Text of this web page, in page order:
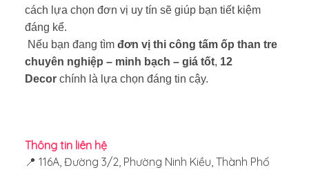
cách lựa chọn đơn vị uy tín sẽ giúp bạn tiết kiệm
đáng kể.
Nếu bạn đang tìm đơn vị thi công tấm ốp than tre
chuyên nghiệp – minh bạch – giá tốt, 12
Decor chính là lựa chọn đáng tin cậy.
Thông tin liên hệ
📍 116A, Đường 3/2, Phường Ninh Kiều, Thành Phố